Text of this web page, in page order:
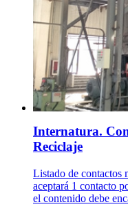
Internatura.
Reciclaje
Listado de contactos
aceptará 1 contacto
el contenido debe